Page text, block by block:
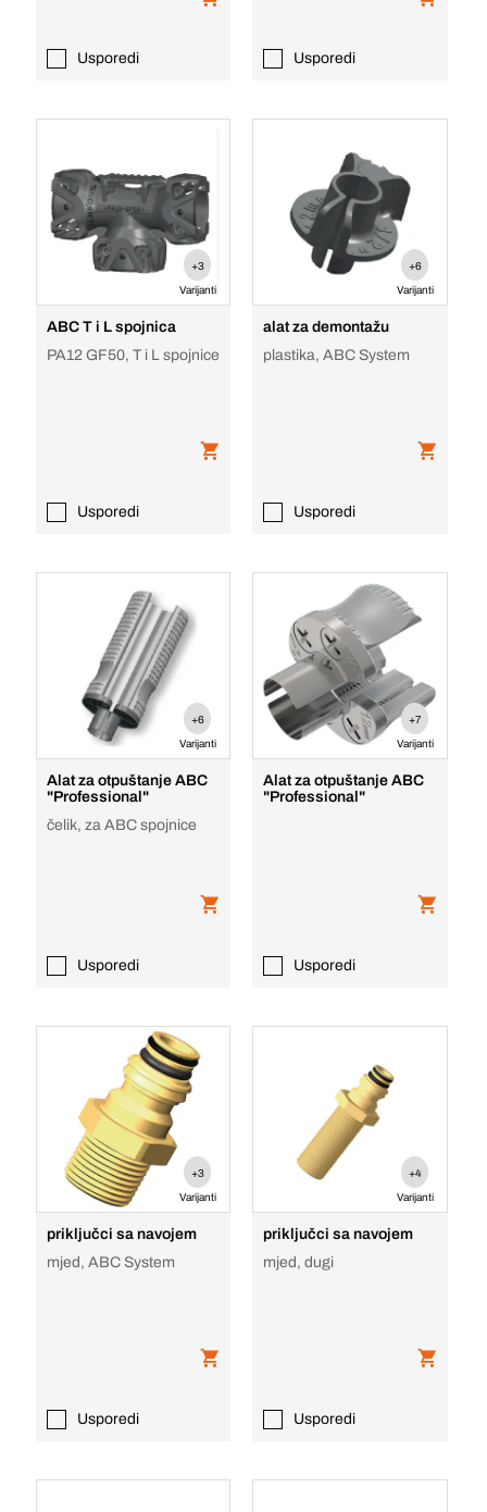
Usporedi Usporedi
+3
Varijanti
ABC T i L spojnica
PA12 GF50, T i L spojnice
Usporedi
+6
Varijanti
alat za demontažu
plastika, ABC System
Usporedi
+6
Varijanti
Alat za otpuštanje ABC
"Professional"
čelik, za ABC spojnice
Usporedi
+7
Varijanti
Alat za otpuštanje ABC
"Professional"
Usporedi
+3
Varijanti
priključci sa navojem
mjed, ABC System
Usporedi
+4
Varijanti
priključci sa navojem
mjed, dugi
Usporedi